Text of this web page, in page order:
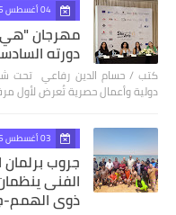
04 أغسطس 2026
دورته
كتب / حسام الدين رفاعي تحت
دولية وأعمال حصرية تُعرض لأول مرة
03 أغسطس 2026
جروب برلمان
الفنى
ذوي الهمم-